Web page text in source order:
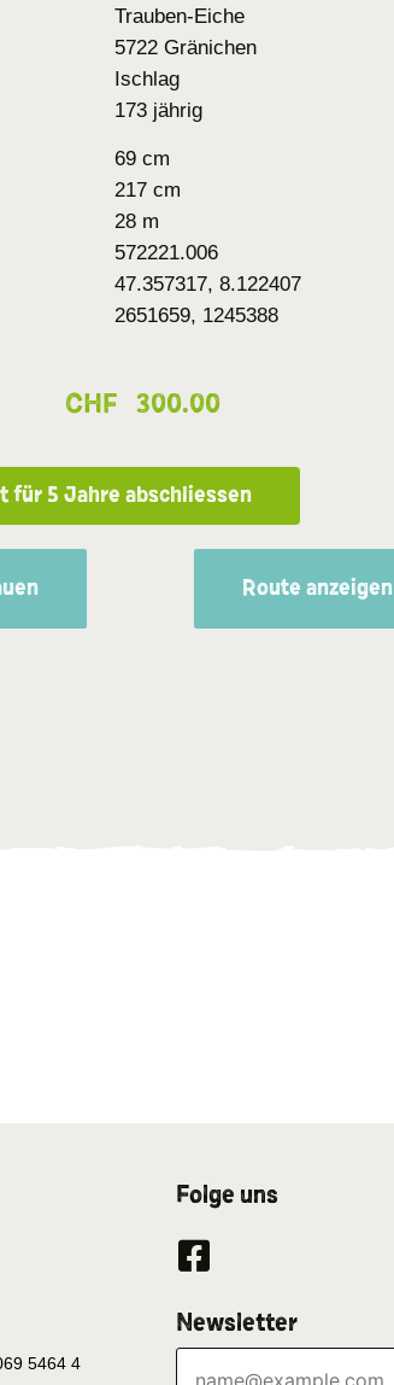
Trauben-Eiche
5722 Gränichen
Ischlag
173 jährig
69 cm
217 cm
28 m
572221.006
47.357317, 8.122407
2651659, 1245388
CHF 300.00
für 5 Jahre abschliessen
Route anzeigen
5464 4
Folge uns
Newsletter